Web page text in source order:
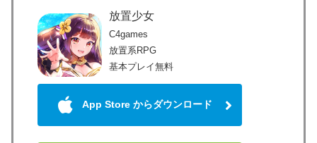
放置少女
C4games
放置系RPG
基本プレイ無料
App Store からダウンロード